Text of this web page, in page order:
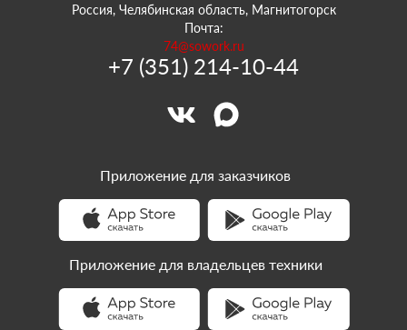
Россия, Челябинская область, Магнитогорск
Почта:
74@sowork.ru
+7 (351) 214-10-44
Приложение для заказчиков
Приложение для владельцев техники